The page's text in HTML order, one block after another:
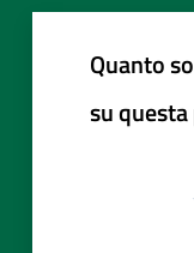
Quanto
su